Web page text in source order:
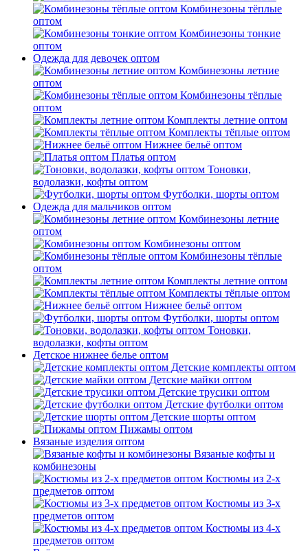
Комбинезоны тёплые
оптом
Комбинезоны тонкие
оптом
Одежда для девочек оптом
Комбинезоны летние
оптом
Комбинезоны тёплые
оптом
Комплекты летние оптом
Комплекты тёплые оптом
Нижнее бельё оптом
Платья оптом
Тоновки,
водолазки, кофты оптом
Футболки, шорты оптом
Одежда для мальчиков оптом
Комбинезоны летние
оптом
Комбинезоны оптом
Комбинезоны тёплые
оптом
Комплекты летние оптом
Комплекты тёплые оптом
Нижнее бельё оптом
Футболки, шорты оптом
Тоновки,
водолазки, кофты оптом
Детское нижнее белье оптом
Детские комплекты оптом
Детские майки оптом
Детские трусики оптом
Детские футболки оптом
Детские шорты оптом
Пижамы оптом
Вязаные изделия оптом
Вязаные кофты и
комбинезоны
Костюмы из 2-х
предметов оптом
Костюмы из 3-х
предметов оптом
Костюмы из 4-х
предметов оптом